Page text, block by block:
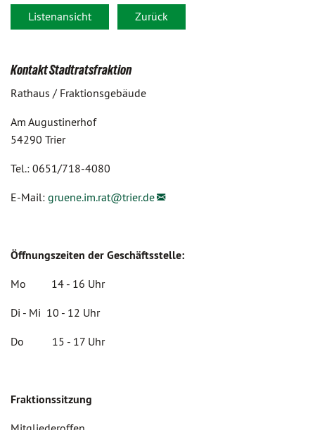
Listenansicht Zurück
Kontakt Stadtratsfraktion
Rathaus / Fraktionsgebäude
Am Augustinerhof
54290 Trier
Tel.: 0651/718-4080
E-Mail: gruene.im.rat@trier.de
Öffnungszeiten der Geschäftsstelle:
Mo 14 - 16 Uhr
Di - Mi 10 - 12 Uhr
Do 15 - 17 Uhr
Fraktionssitzung